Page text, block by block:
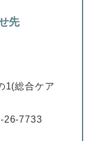
先
1(総合ケア
26-7733